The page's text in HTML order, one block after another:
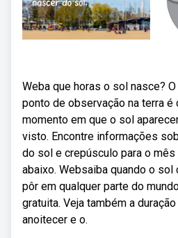
Weba que horas o sol nasce?
ponto de observação na terra é
momento em que o sol
visto. Encontre informações
do sol e crepúsculo para o
abaixo. Websaiba quando o sol
pôr em qualquer parte do
gratuita. Veja também a
anoitecer e o.